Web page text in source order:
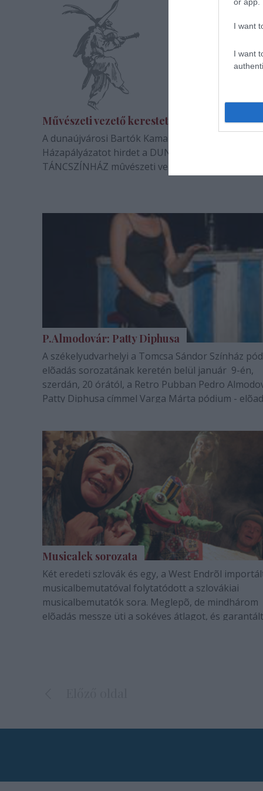
I want
I want
Művészeti vezető kerestetik
A dunaújvárosi Bartók Kamaraszínház és
Házapályázatot hirdet a DUNAÚJVÁROSI BARTÓK
TÁNCSZÍNHÁZ mûvészeti vezetõi állására.
P.Almodovár: Patty Diphusa
A székelyudvarhelyi a Tomcsa Sándor Színház
elõadás sorozatának keretén belül január 9-én,
szerdán, 20 órától, a Retro Pubban Pedro
Patty Diphusa címmel Varga Márta pódium -
Musicalek sorozata
Két eredeti szlovák és egy, a West Endrõl
musicalbemutatóval folytatódott a szlovákiai
musicalbemutatók sora. Meglepõ, de mindhárom
elõadás messze üti a sokéves átlagot, és